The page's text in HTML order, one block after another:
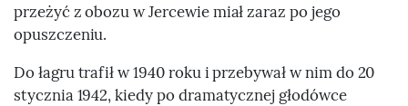
przeżyć z obozu w Jercewie miał zaraz po jego
opuszczeniu.
Do łagru trafił w 1940 roku i przebywał w nim do 20
stycznia 1942, kiedy po dramatycznej głodówce